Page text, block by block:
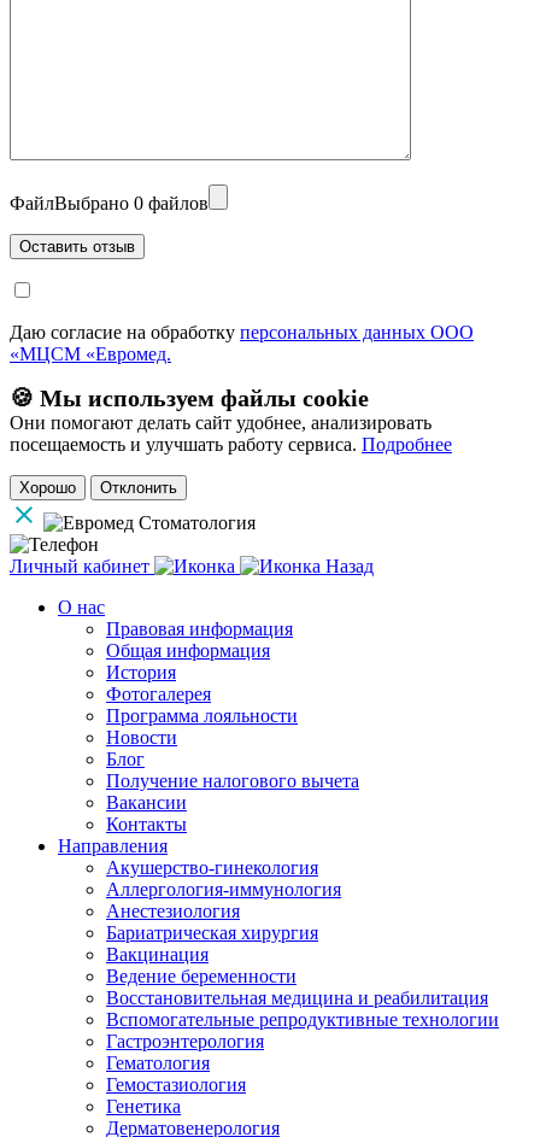
ФайлВыбрано 0 файлов
Даю согласие на обработку персональных данных ООО
«МЦСМ «Евромед.
🍪 Мы используем файлы cookie
Они помогают делать сайт удобнее, анализировать
посещаемость и улучшать работу сервиса. Подробнее
Хорошо Отклонить
Личный кабинет
Назад
О нас
Правовая информация
Общая информация
История
Фотогалерея
Программа лояльности
Новости
Блог
Получение налогового вычета
Вакансии
Контакты
Направления
Акушерство-гинекология
Аллергология-иммунология
Анестезиология
Бариатрическая хирургия
Вакцинация
Ведение беременности
Восстановительная медицина и реабилитация
Вспомогательные репродуктивные технологии
Гастроэнтерология
Гематология
Гемостазиология
Генетика
Дерматовенерология